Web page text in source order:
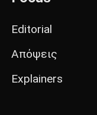
Editorial
Απόψεις
Explainers